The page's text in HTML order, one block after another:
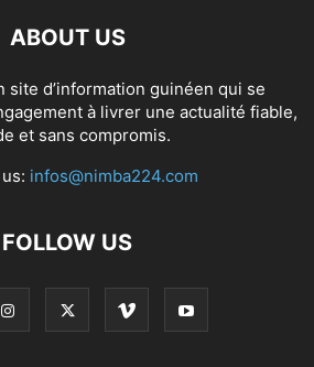
ABOUT US
site d’information guinéen qui se
à livrer une actualité fiable,
et sans compromis.
infos@nimba224.com
FOLLOW US